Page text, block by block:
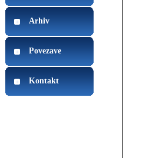
Arhiv
Povezave
Kontakt